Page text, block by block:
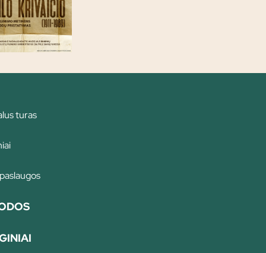
turas